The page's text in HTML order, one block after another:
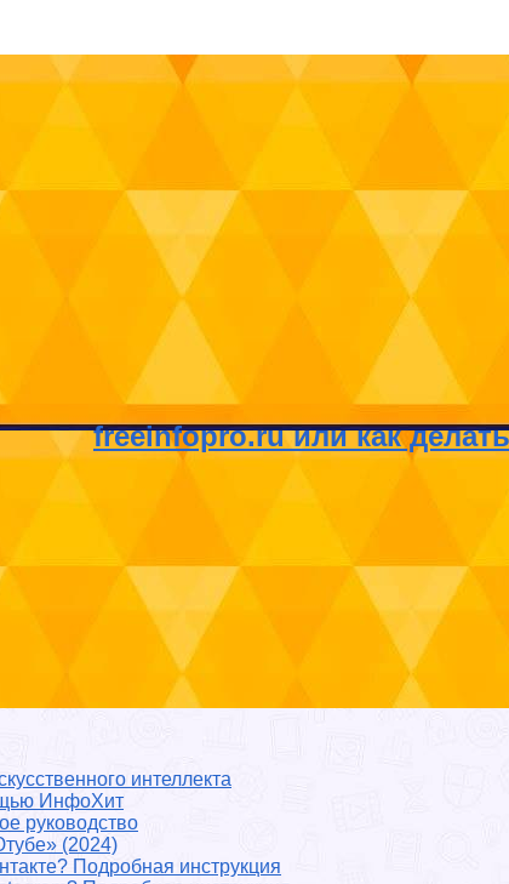
freeinfopro.ru или как
интеллекта
ИнфоХит
руководство
(2024)
Подробная инструкция